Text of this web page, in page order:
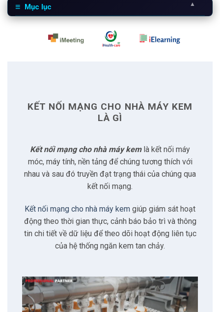
Mục lục ▲
Kết nối mạng cho nhà máy kem là gì
Giám sát thời gian thực
Bảo trì và phân tích dự đoán
2.4 Hạn chế về không gian
3.1 Dễ dàng lắp đặt
3.3 Bốn cổng Gigabit Ethernet
KẾT NỐI MẠNG CHO NHÀ MÁY KEM
LÀ GÌ
Kết nối mạng cho nhà máy kemlà kết nối máy
móc, máy tính, nền tảng để chúng tương thích với
nhau và sau đó truyền đạt trạng thái của chúng qua
kết nối mạng.
Kết nối mạng cho nhà máy kem giúp giám sát hoạt
động theo thời gian thực, cảnh báo bảo trì và thông
tin chi tiết về dữ liệu để theo dõi hoạt động liên tục
của hệ thống ngăn kem tan chảy.